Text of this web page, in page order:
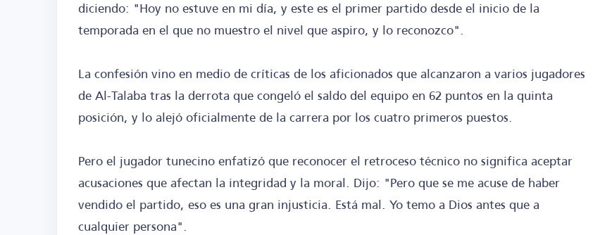
diciendo: "Hoy no estuve en mi día, y este es el primer partido desde el inicio de la
temporada en el que no muestro el nivel que aspiro, y lo reconozco".
La confesión vino en medio de críticas de los aficionados que alcanzaron a varios jugadores
de Al-Talaba tras la derrota que congeló el saldo del equipo en 62 puntos en la quinta
posición, y lo alejó oficialmente de la carrera por los cuatro primeros puestos.
Pero el jugador tunecino enfatizó que reconocer el retroceso técnico no significa aceptar
acusaciones que afectan la integridad y la moral. Dijo: "Pero que se me acuse de haber
vendido el partido, eso es una gran injusticia. Está mal. Yo temo a Dios antes que a
cualquier persona".